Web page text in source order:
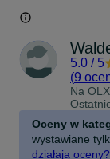
5.0 / 5
(9
Na
Oceny w
wystawiane
działają oceny?